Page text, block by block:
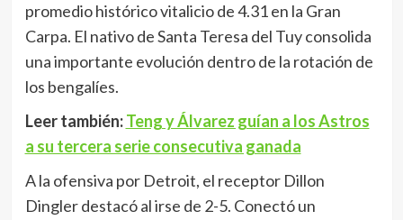
promedio histórico vitalicio de 4.31 en la Gran
Carpa. El nativo de Santa Teresa del Tuy consolida
una importante evolución dentro de la rotación de
los bengalíes.
Leer también:Teng y Álvarez guían a los Astros
a su tercera serie consecutiva ganada
A la ofensiva por Detroit, el receptor Dillon
Dingler destacó al irse de 2-5. Conectó un